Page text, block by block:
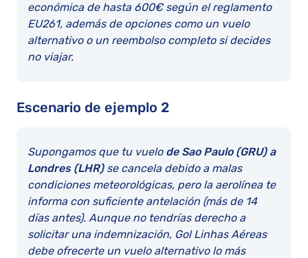
económica de hasta 600€ según el reglamento
EU261, además de opciones como un vuelo
alternativo o un reembolso completo si decides
no viajar.
Escenario de ejemplo 2
Supongamos que tu vuelo de Sao Paulo (GRU) a
Londres (LHR)se cancela debido a malas
condiciones meteorológicas, pero la aerolínea te
informa con suficiente antelación (más de 14
días antes). Aunque no tendrías derecho a
solicitar una indemnización, Gol Linhas Aéreas
debe ofrecerte un vuelo alternativo lo más